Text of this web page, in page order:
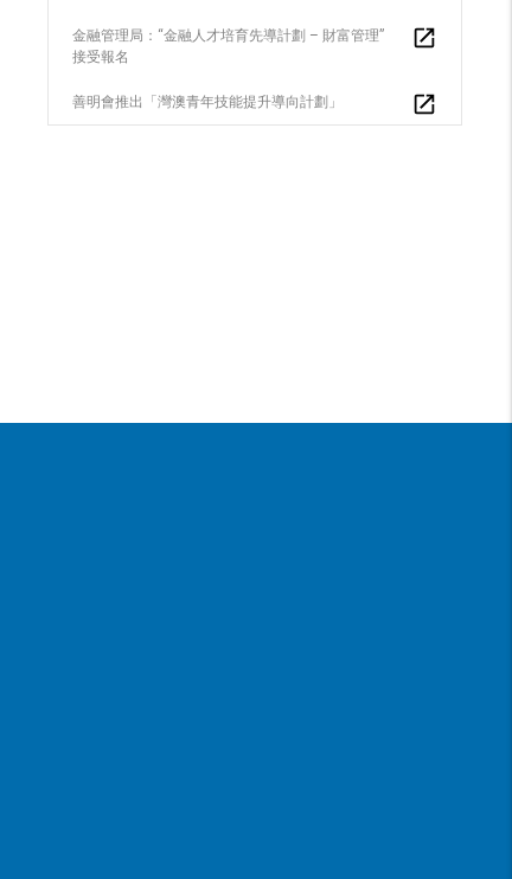
金融管理局：“金融人才培育先導計劃 – 財富管理”
接受報名
善明會推出「灣澳青年技能提升導向計劃」